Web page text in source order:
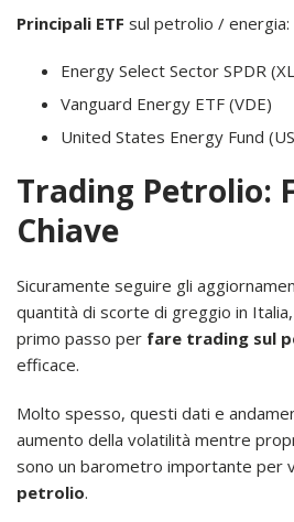
Principali ETF sul petrolio / energia:
Energy Select Sector SPDR
Vanguard Energy ETF (VDE)
United States Energy Fund
Trading Petrolio:
Chiave
Sicuramente seguire gli
quantità di scorte di greggio in
primo passo per fare trading sul
efficace.
Molto spesso, questi dati e
aumento della volatilità mentre
sono un barometro importante per
petrolio.